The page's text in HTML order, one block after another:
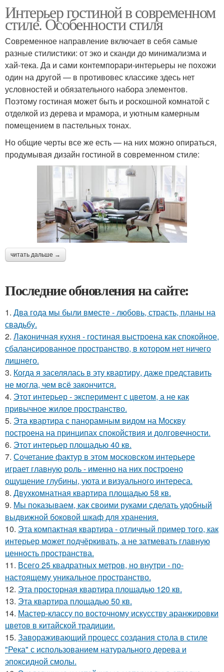
Интерьер гостиной в современном
стиле. Особенности стиля
Современное направление включает в себя самые
разные стилистики: от эко и сканди до минимализма и
хай-тека. Да и сами контемпорари-интерьеры не похожи
один на другой — в противовес классике здесь нет
условностей и обязательного набора элементов.
Поэтому гостиная может быть и роскошной комнатой с
отделкой из дерева и мрамора, и уютным камерным
помещением в пастельных тонах.
Но общие черты все же есть — на них можно опираться,
продумывая дизайн гостиной в современном стиле:
читать дальше →
Последние обновления на сайте:
1. Два года мы были вместе - любовь, страсть, планы на
свадьбу.
2. Лаконичная кухня - гостиная выстроена как спокойное,
сбалансированное пространство, в котором нет ничего
лишнего.
3. Когда я заселялась в эту квартиру, даже представить
не могла, чем всё закончится.
4. Этот интерьер - эксперимент с цветом, а не как
привычное жилое пространство.
5. Эта квартира с панорамным видом на Москву
построена на принципах спокойствия и долговечности.
6. Этот интерьер площадью 40 кв.
7. Сочетание фактур в этом московском интерьере
играет главную роль - именно на них построено
ощущение глубины, уюта и визуального интереса.
8. Двухкомнатная квартира площадью 58 кв.
9. Мы показываем, как своими руками сделать удобный
выдвижной боковой шкаф для хранения.
10. Эта компактная квартира - отличный пример того, как
интерьер может подчёркивать, а не затмевать главную
ценность пространства.
11. Всего 25 квадратных метров, но внутри - по-
настоящему уникальное пространство.
12. Эта просторная квартира площадью 120 кв.
13. Эта квартира площадью 50 кв.
14. Мастер-классу по восточному искусству аранжировки
цветов в китайской традиции.
15. Завораживающий процесс создания стола в стиле
"Река" с использованием натурального дерева и
эпоксидной смолы.